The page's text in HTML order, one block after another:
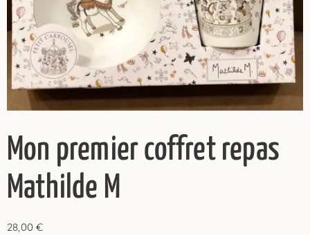
Mon premier coffret repas
Mathilde M
28,00€